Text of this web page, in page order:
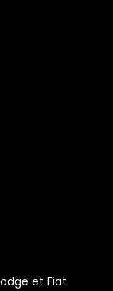
et Fiat